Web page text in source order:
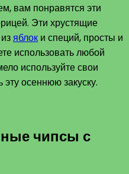
вам понравятся эти
Эти хрустящие
яблок и специй, просты и
использовать любой
используйте свои
осеннюю закуску.
чипсы с